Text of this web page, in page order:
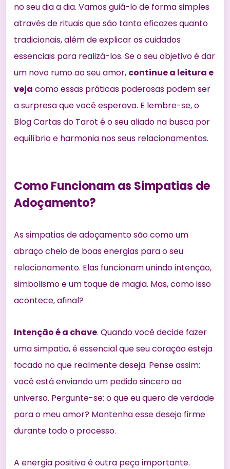
no seu dia a dia. Vamos guiá-lo de forma simples
através de rituais que são tanto eficazes quanto
tradicionais, além de explicar os cuidados
essenciais para realizá-los. Se o seu objetivo é dar
um novo rumo ao seu amor, continue a leitura e
veja como essas práticas poderosas podem ser
a surpresa que você esperava. E lembre-se, o
Blog Cartas do Tarot é o seu aliado na busca por
equilíbrio e harmonia nos seus relacionamentos.
Como Funcionam as Simpatias de
Adoçamento?
As simpatias de adoçamento são comoum
abraço cheio de boas energias para o seu
relacionamento. Elas funcionam unindo intenção,
simbolismo e um toque de magia. Mas, como isso
acontece, afinal?
Intenção é a chave. Quando você decide fazer
uma simpatia, é essencial que seu coração esteja
focado no que realmente deseja. Pense assim:
você está enviando um pedido sincero ao
universo. Pergunte-se: o que eu quero de verdade
para o meu amor? Mantenha esse desejo firme
durante todo o processo.
A energia positiva é outra peça importante.